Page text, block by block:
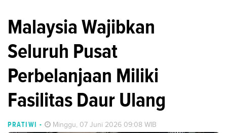
Malaysia Wajibkan
Seluruh Pusat
Perbelanjaan Miliki
Fasilitas Daur Ulang
PRATIWI - Minggu, 07 Juni 2026 09:08 WIB